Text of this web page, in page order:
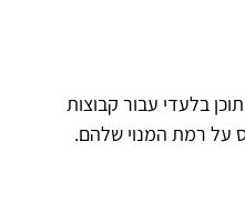
בלעדי עבור קבוצות
על רמת המנוי שלהם.